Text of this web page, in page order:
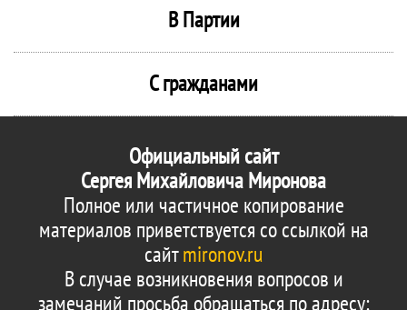
В Партии
С гражданами
Официальный сайт
Сергея Михайловича Миронова
Полное или частичное копирование
материалов приветствуется со ссылкой на
сайтmironov.ru
В случае возникновения вопросов и
замечаний просьба обращаться по адресу: